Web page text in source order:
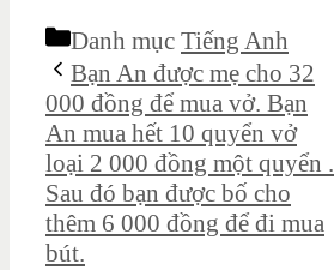
Danh mục Tiếng Anh
Bạn An được mẹ cho 32
000 đồng để mua vở. Bạn
An mua hết 10 quyển vở
loại 2 000 đồng một quyển .
Sau đó bạn được bố cho
thêm 6 000 đồng để đi mua
bút.